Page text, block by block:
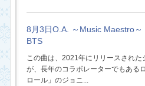
8月3日O.A. ～Music Maestro～
BTS
この曲は、2021年にリリースされた
が、長年のコラボレーターでもある
ロール」のジョニ...